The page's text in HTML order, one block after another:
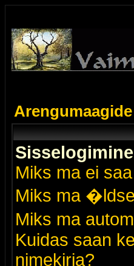
Miks ma ei
Miks ma
Miks ma
Kuidas saan
nimekirja?